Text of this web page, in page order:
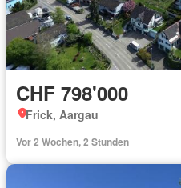
CHF 798'000
Frick, Aargau
Vor 2 Wochen, 2 Stunden